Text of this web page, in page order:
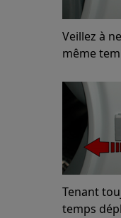
Veillez à
même
Tenant
temps